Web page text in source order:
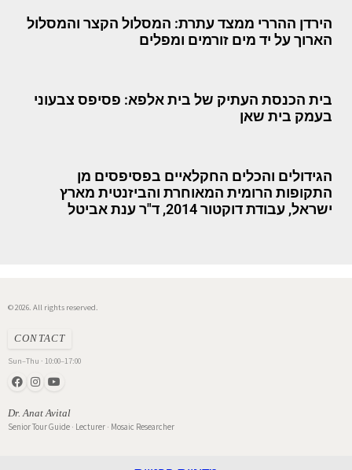
הירדן ההררי ממצד עתרת: המסלול הקצר והמסלול
הארוך על יד מים זורמים ומפלים
בית הכנסת העתיק של בית אלפא: פסיפס צבעוני
בעמק בית שאן
הגידולים והכלים החקלאיים בפסיפסים מן
התקופות הרומית המאוחרת והביזנטית מארץ
ישראל, עבודת דוקטור 2014, ד"ר ענת אביטל
© 2026. All rights reserved.
CONTACT
Sun–Thu · 10:00–17:00
Dr. Anat Avital
Senior Tour Guide · Lecturer · Mosaic Researcher